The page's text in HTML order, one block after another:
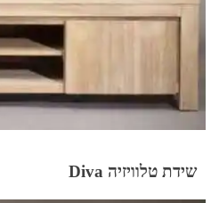
שידת טלוויזיה Diva